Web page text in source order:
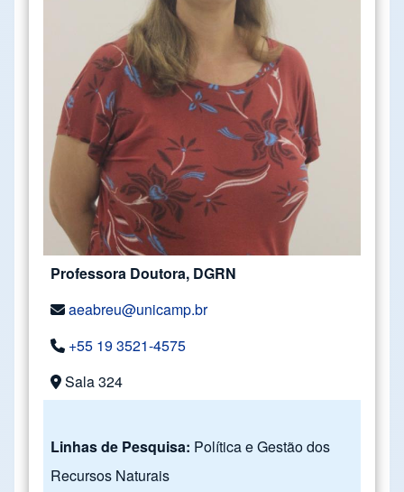
Professora Doutora, DGRN
aeabreu@unicamp.br
+55 19 3521-4575
Sala 324
Linhas de Pesquisa: Política e Gestão dos
Recursos Naturais